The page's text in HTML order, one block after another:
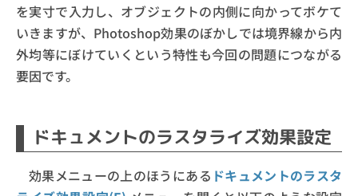
を実寸で入力し、オブジェクトの内側に向かってボケて
いきますが、Photoshop効果のぼかしでは境界線から内
外均等にぼけていくという特性も今回の問題につながる
要因です。
ドキュメントのラスタライズ効果設定
効果メニューの上のほうにある ドキュメントのラスタ